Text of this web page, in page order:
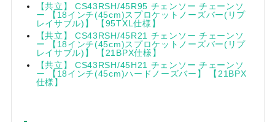
【共立】 CS43RSH/45R95 チェンソー チェーンソ
ー 【18インチ(45cm)スプロケットノーズバー(リプ
レイサブル)】 【95TXL仕様】
【共立】 CS43RSH/45R21 チェンソー チェーンソ
ー 【18インチ(45cm)スプロケットノーズバー(リプ
レイサブル)】 【21BPX仕様】
【共立】 CS43RSH/45H21 チェンソー チェーンソ
ー 【18インチ(45cm)ハードノーズバー】 【21BPX
仕様】